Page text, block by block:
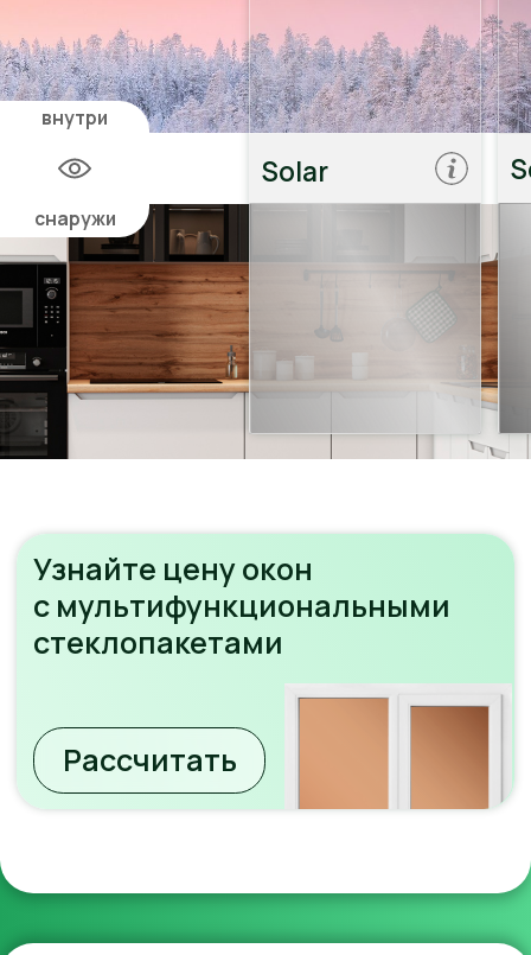
Позвоните мне
Закажите обратный звонок,
Остались вопросы?
Работаем
в несколько